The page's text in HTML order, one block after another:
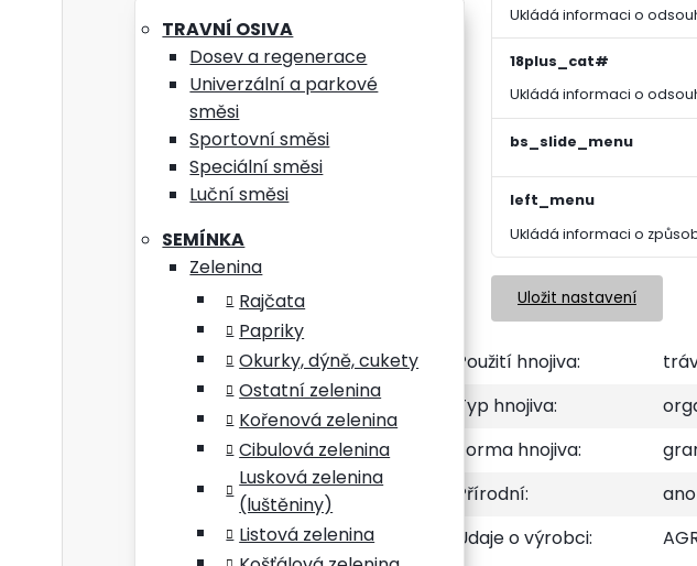
Ukládá informaci o
18plus_cat#
Ukládá informaci o
bs_slide_menu
left_menu
Ukládá informaci o
Uložit nastavení
TRAVNÍ OSIVA
Dosev a regenerace
Univerzální a parkové
směsi
Sportovní směsi
Speciální směsi
Luční směsi
SEMÍNKA
Zelenina
Rajčata
Papriky
Okurky, dýně, cukety
Ostatní zelenina
Kořenová zelenina
Cibulová zelenina
Lusková zelenina
(luštěniny)
Listová zelenina
Po práci si umyjte ruce
Při zasažení očí
Při požití vypijte cca 0,5 l vody.
V případě alergické reakce
Vzhledem ke změně
Použití hnojiva:
Typ hnojiva:
Forma hnojiva:
Přírodní:
ano
Údaje o výrobci: